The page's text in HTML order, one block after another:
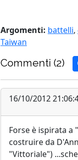
Argomenti: battelli,
Taiwan
Commenti (2)
16/10/2012
Forse è ispirata a
costruire da
"Vittoriale")